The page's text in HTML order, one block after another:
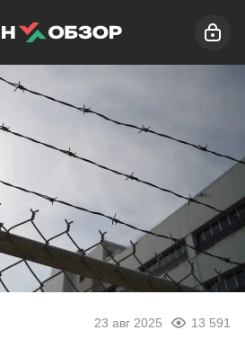
23 авг 2025 13 591